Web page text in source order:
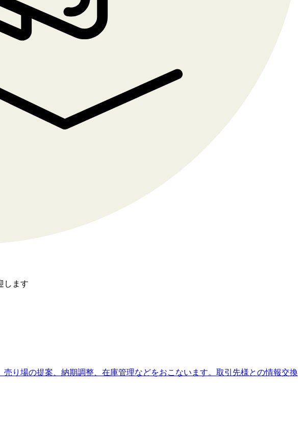
します
り場の提案、納期調整、在庫管理などをおこないます。取引先様との情報交換